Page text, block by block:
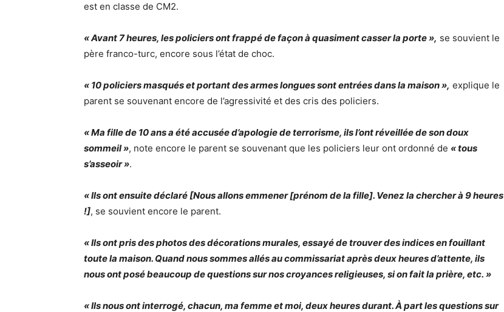
est en classe de CM2.
« Avant 7 heures, les policiers ont frappé de façon à quasiment casser la porte », se souvient le
père franco-turc, encore sous l’état de choc.
« 10 policiers masqués et portant des armes longues sont entrées dans la maison », explique le
parent se souvenant encore de l’agressivité et des cris des policiers.
« Ma fille de 10 ans a été accusée d’apologie de terrorisme, ils l’ont réveillée de son doux
sommeil », note encore le parent se souvenant que les policiers leur ont ordonné de « tous
s’asseoir ».
« Ils ont ensuite déclaré [Nous allons emmener [prénom de la fille]. Venez la chercher à 9 heures
!], se souvient encore le parent.
« Ils ont pris des photos des décorations murales, essayé de trouver des indices en fouillant
toute la maison. Quand nous sommes allés au commissariat après deux heures d’attente, ils
nous ont posé beaucoup de questions sur nos croyances religieuses, si on fait la prière, etc. »
« Ils nous ont interrogé, chacun, ma femme et moi, deux heures durant. À part les questions sur